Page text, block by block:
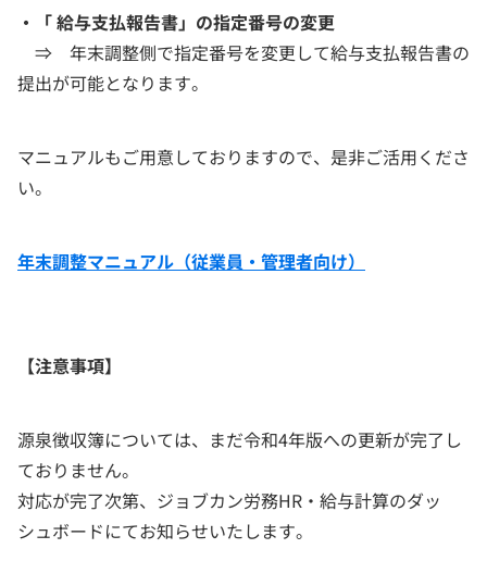
・「 給与支払報告書」の指定番号の変更
⇒ 年末調整側で指定番号を変更して給与支払報告書の
提出が可能となります。
マニュアルもご用意しておりますので、是非ご活用くださ
い。
年末調整マニュアル（従業員・管理者向け）
【注意事項】
源泉徴収簿については、まだ令和4年版への更新が完了し
ておりません。
対応が完了次第、ジョブカン労務HR・給与計算のダッ
シュボードにてお知らせいたします。